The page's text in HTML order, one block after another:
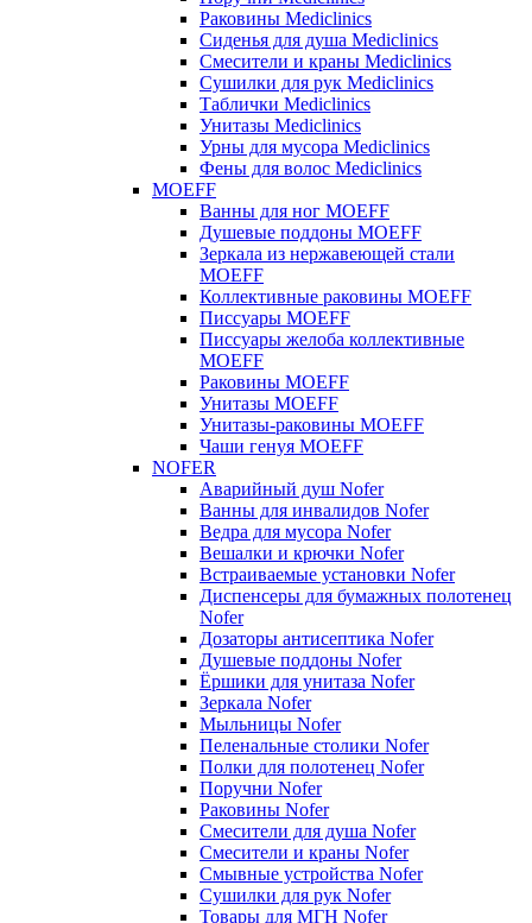
Раковины Mediclinics
Сиденья для душа Mediclinics
Смесители и краны Mediclinics
Сушилки для рук Mediclinics
Таблички Mediclinics
Унитазы Mediclinics
Урны для мусора Mediclinics
Фены для волос Mediclinics
MOEFF
Ванны для ног MOEFF
Душевые поддоны MOEFF
Зеркала из нержавеющей стали
MOEFF
Коллективные раковины MOEFF
Писсуары MOEFF
Писсуары желоба коллективные
MOEFF
Раковины MOEFF
Унитазы MOEFF
Унитазы-раковины MOEFF
Чаши генуя MOEFF
NOFER
Аварийный душ Nofer
Ванны для инвалидов Nofer
Ведра для мусора Nofer
Вешалки и крючки Nofer
Встраиваемые установки Nofer
Диспенсеры для бумажных полотенец
Nofer
Дозаторы антисептика Nofer
Душевые поддоны Nofer
Ёршики для унитаза Nofer
Зеркала Nofer
Мыльницы Nofer
Пеленальные столики Nofer
Полки для полотенец Nofer
Поручни Nofer
Раковины Nofer
Смесители для душа Nofer
Смесители и краны Nofer
Смывные устройства Nofer
Сушилки для рук Nofer
Товары для МГН Nofer